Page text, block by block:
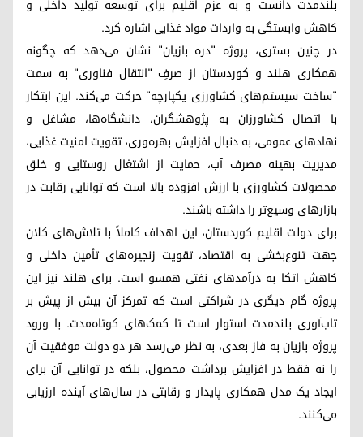
بلندمدت دانست و به عزم اقلیم برای توسعه تولید داخلی و
کاهش وابستگی به واردات مواد غذایی اشاره کرد.
در چنین بستری، پروژه "دره بازیان" نشان می‌دهد که چگونه
همکاری هلند و کوردستان از صرفِ "انتقال فناوری" به سمت
"ساخت سیستم‌های کشاورزی یکپارچه" حرکت می‌کند. این ابتکار
با اتصال کشاورزان به پژوهشگران، دانشگاه‌ها، مشاغل و
نهادهای عمومی، به دنبال افزایش بهره‌وری، تقویت امنیت غذایی،
مدیریت بهینه مصرف آب، حمایت از اشتغال روستایی و خلق
محصولات کشاورزی با ارزش افزوده بالا است که توانایی رقابت در
بازارهای وسیع‌تر را داشته باشند.
برای دولت اقلیم کوردستان، این اهداف کاملاً با تلاش‌های کلان
جهت تنوع‌بخشی به اقتصاد، تقویت زنجیره‌های تأمین داخلی و
کاهش اتکا به درآمدهای نفتی همسو است. برای هلند نیز این
پروژه گام دیگری در شراکتی است که تمرکز آن بیش از پیش بر
تاب‌آوری بلندمدت استوار است تا کمک‌های کوتاه‌مدت. با ورود
پروژه بازیان به فاز بعدی، به نظر می‌رسد هر دو دولت موفقیت آن
را نه فقط در افزایش برداشت محصول، بلکه در توانایی آن برای
ایجاد یک مدل همکاری پایدار و رقابتی در سال‌های آینده ارزیابی
می‌کنند.